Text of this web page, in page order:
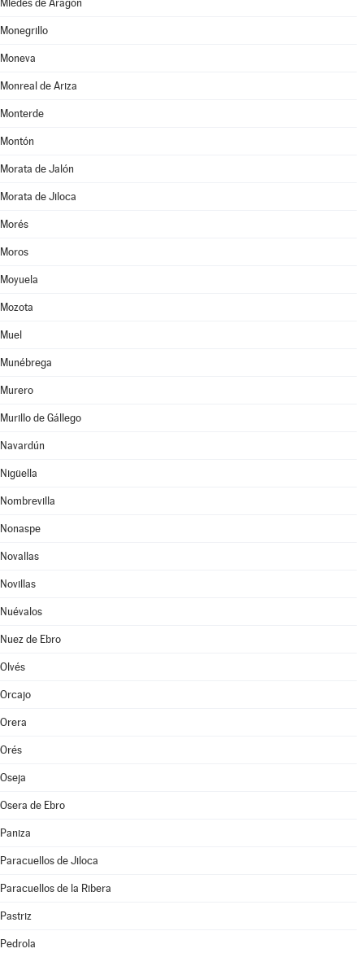
Miedes de Aragón
Monegrillo
Moneva
Monreal de Ariza
Monterde
Montón
Morata de Jalón
Morata de Jiloca
Morés
Moros
Moyuela
Mozota
Muel
Munébrega
Murero
Murillo de Gállego
Navardún
Nigüella
Nombrevilla
Nonaspe
Novallas
Novillas
Nuévalos
Nuez de Ebro
Olvés
Orcajo
Orera
Orés
Oseja
Osera de Ebro
Paniza
Paracuellos de Jiloca
Paracuellos de la Ribera
Pastriz
Pedrola